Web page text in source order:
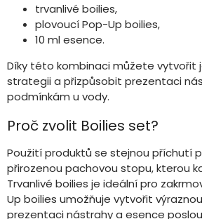
p
k
y
p
s
u
trvanlivé boilies,
plovoucí Pop-Up boilies,
10 ml esence.
Díky této kombinaci můžete vytvořit
strategii a přizpůsobit prezentaci
podmínkám u vody.
Proč zvolit Boilies set?
Použití produktů se stejnou příchutí
přirozenou pachovou stopu, kterou
Trvanlivé boilies je ideální pro
Up boilies umožňuje vytvořit
prezentaci nástrahy a esence